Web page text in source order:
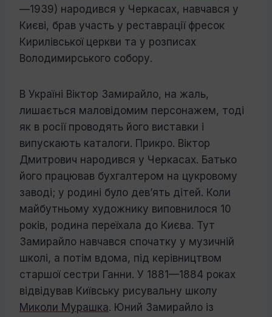
—1939) народився у Черкасах, навчався у
Києві, брав участь у реставрації фресок
Кирилівської церкви та у розписах
Володимирського собору.
В Україні Віктор Замирайло, на жаль,
лишається маловідомим персонажем, тоді
як в росії проводять його виставки і
випускають каталоги. Прикро. Віктор
Дмитрович народився у Черкасах. Батько
його працював бухгалтером на цукровому
заводі; у родині було дев’ять дітей. Коли
майбутньому художнику виповнилося 10
років, родина переїхала до Києва. Тут
Замирайло навчався спочатку у музичній
школі, а потім вдома, під керівництвом
старшої сестри Ганни. У 1881—1884 роках
відвідував Київську рисувальну школу
Миколи Мурашка. Юний Замирайло із